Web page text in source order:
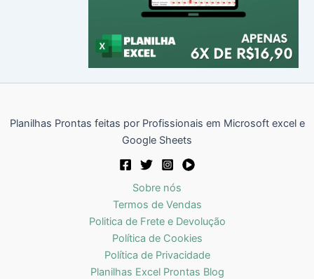
Planilhas Prontas feitas por Profissionais em Microsoft excel e
Google Sheets
Sobre nós
Termos de Vendas
Politica de Frete e Devolução
Política de Cookies
Política de Privacidade
Planilhas Excel Prontas Blog